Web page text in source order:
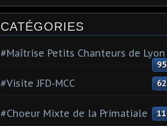
CATÉGORIES
#Maîtrise Petits Chanteurs de Lyon
95
#Visite JFD-MCC 62
#Choeur Mixte de la Primatiale 11